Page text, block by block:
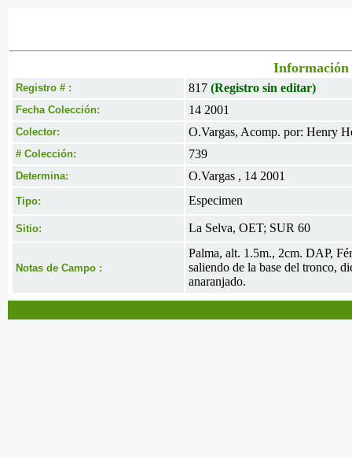
Información
Registro # : 817 (Registro sin editar)
Fecha Colección: 14 2001
Colector: O.Vargas, Acomp. por: Henry
# Colección: 739
Determina: O.Vargas , 14 2001
Tipo: Especimen
Sitio: La Selva, OET; SUR 60
Notas de Campo :
Palma, alt. 1.5m., 2cm. DAP,
saliendo de la base del tronco,
anaranjado.